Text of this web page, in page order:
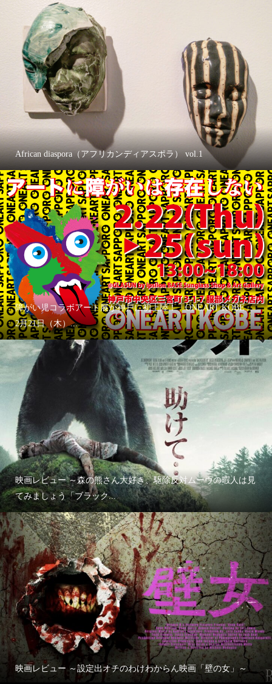
African diaspora（アフリカンディアスポラ） vol.1
障がい児コラボアート展が神戸に初上陸！「ONEART KOBE」
2月21日（木）...
映画レビュー ～森の熊さん大好き、駆除反対ムーヴの暇人は見
てみましょう「ブラック...
映画レビュー ～設定出オチのわけわからん映画「壁の女」～